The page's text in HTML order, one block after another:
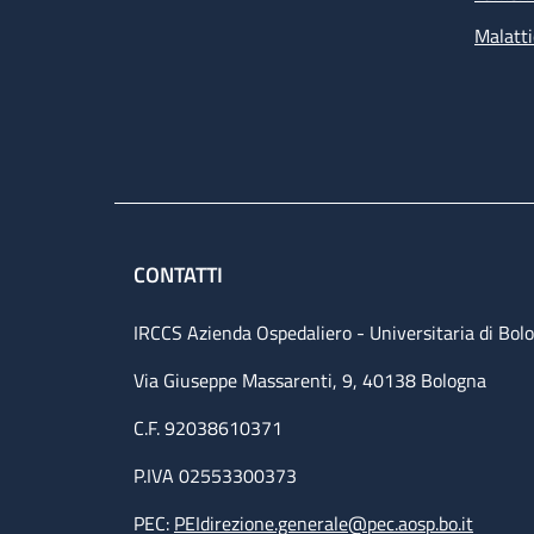
CONTATTI
IRCCS Azienda Ospedaliero - Universitaria di
Via Giuseppe Massarenti, 9, 40138 Bologna
C.F. 92038610371
P.IVA 02553300373
PEC: PEIdirezione.generale@pec.aosp.bo.it